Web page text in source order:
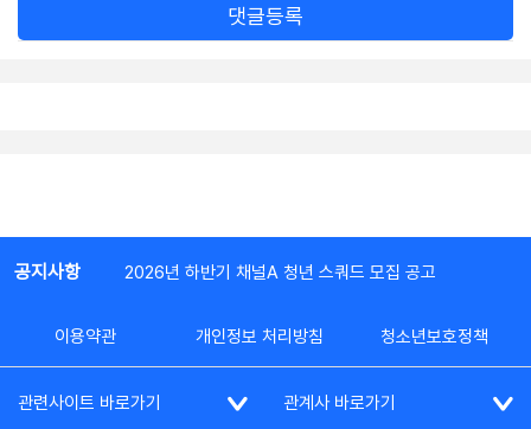
댓글등록
공지사항 2026년 하반기 채널A 청년 스쿼드 모집 공고
이용약관 개인정보 처리방침 청소년보호정책
관련사이트 바로가기 관계사 바로가기